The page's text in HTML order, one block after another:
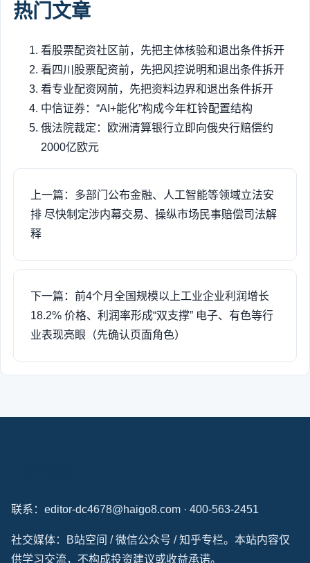
热门文章
看股票配资社区前，先把主体核验和退出条件拆开
看四川股票配资前，先把风控说明和退出条件拆开
看专业配资网前，先把资料边界和退出条件拆开
中信证券：“AI+能化”构成今年杠铃配置结构
俄法院裁定：欧洲清算银行立即向俄央行赔偿约
2000亿欧元
上一篇：多部门公布金融、人工智能等领域立法安
排 尽快制定涉内幕交易、操纵市场民事赔偿司法解
释
下一篇：前4个月全国规模以上工业企业利润增长
18.2% 价格、利润率形成“双支撑” 电子、有色等行
业表现亮眼（先确认页面角色）
联系：editor-dc4678@haigo8.com · 400-563-2451
社交媒体：B站空间 / 微信公众号 / 知乎专栏。本站内容仅
供学习交流，不构成投资建议或收益承诺。